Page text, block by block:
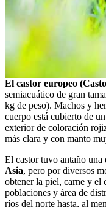
El castor europeo
semiacuático de gran
kg de peso). Machos y
cuerpo está cubierto de
exterior de coloración
más clara y con manto
El castor tuvo antaño
Asia, pero por diversos
obtener la piel, carne y el
poblaciones y área de
ríos del norte hasta, al